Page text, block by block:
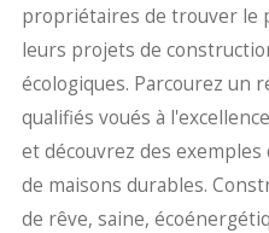
propriétaires de trouver le
leurs projets de
écologiques. Parcourez un
qualifiés voués à
et découvrez des
de maisons durables.
de rêve, saine,